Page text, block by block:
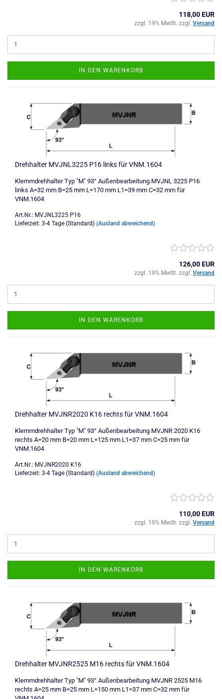
118,00 EUR
zzgl. 19% MwSt. zzgl. Versand
IN DEN WARENKORB
Drehhalter MVJNL3225 P16 links für VNM.1604
Klemmdrehhalter Typ "M" 93° Außenbearbeitung MVJNL 3225 P16
links A=32 mm B=25 mm L=170 mm L1=39 mm C=32 mm für
VNM.1604
Art.Nr.: MVJNL3225 P16
Lieferzeit: 3-4 Tage (Standard) (Ausland abweichend)
126,00 EUR
zzgl. 19% MwSt. zzgl. Versand
IN DEN WARENKORB
Drehhalter MVJNR2020 K16 rechts für VNM.1604
Klemmdrehhalter Typ "M" 93° Außenbearbeitung MVJNR 2020 K16
rechts A=20 mm B=20 mm L=125 mm L1=37 mm C=25 mm für
VNM.1604
Art.Nr.: MVJNR2020 K16
Lieferzeit: 3-4 Tage (Standard) (Ausland abweichend)
110,00 EUR
zzgl. 19% MwSt. zzgl. Versand
IN DEN WARENKORB
Drehhalter MVJNR2525 M16 rechts für VNM.1604
Klemmdrehhalter Typ "M" 93° Außenbearbeitung MVJNR 2525 M16
rechts A=25 mm B=25 mm L=150 mm L1=37 mm C=32 mm für